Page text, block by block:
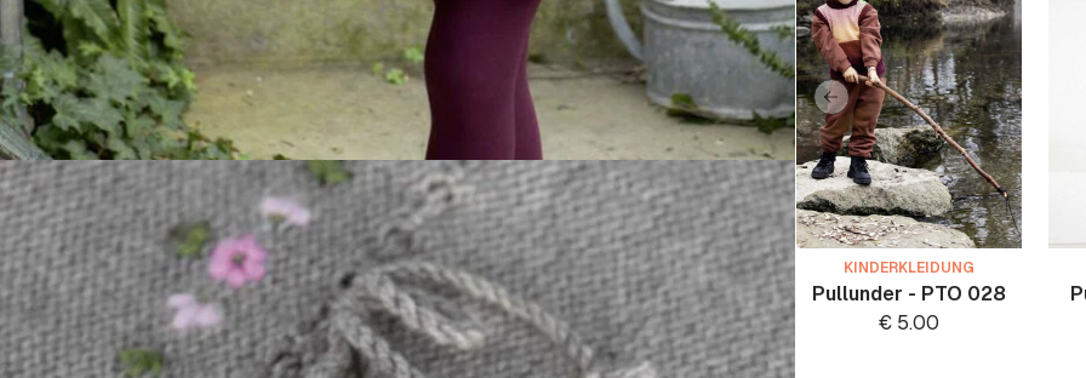
KINDERKLEIDUNG
Pullunder - PTO 028
€ 5.00